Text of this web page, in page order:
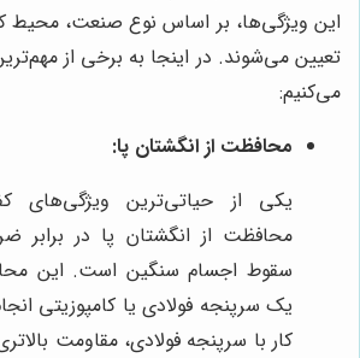
این ویژگی‌ها، بر اساس نوع صنعت، محیط
تعیین می‌شوند. در اینجا به برخی از
می‌کنیم:
محافظت از انگشتان پا:
یکی از حیاتی‌ترین ویژگی‌های
محافظت از انگشتان پا در برابر
سقوط اجسام سنگین است. این
یک سرپنجه فولادی یا کامپوزیتی
کار با سرپنجه فولادی، مقاومت